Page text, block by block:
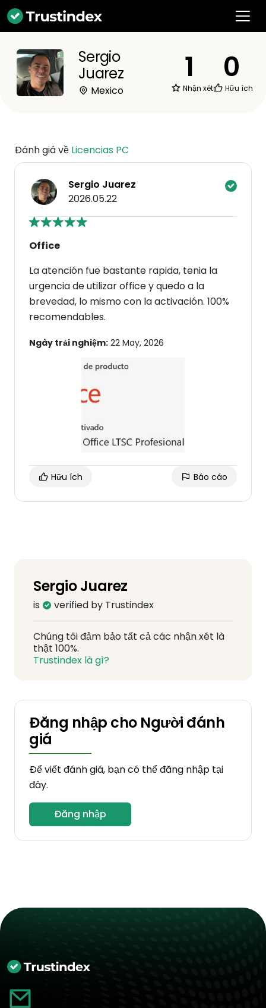
Sergio
Juarez
Mexico
1
Nhận xét
0
Hữu ích
Đánh giá về Licencias PC
Sergio Juarez
2026.05.22
Office
La atención fue bastante rapida, tenia la
urgencia de utilizar office y quedo a la
brevedad, lo mismo con la activación. 100%
recomendables.
Ngày trải nghiệm: 22 May, 2026
Hữu ích Báo cáo
Sergio Juarez
is verified by Trustindex
Chúng tôi đảm bảo tất cả các nhận xét là
thật 100%.
Trustindex là gì?
Đăng nhập cho Người đánh
giá
Để viết đánh giá, bạn có thể đăng nhập tại
đây.
Đăng nhập